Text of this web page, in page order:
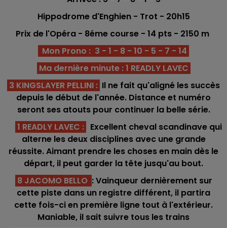
Hippodrome d'Enghien - Trot - 20h15
Prix de l'Opéra - 8éme course - 14 pts - 2150 m
Mon Prono : 3 - 1 - 8 - 10 - 5 - 7 - 14
Ma dernière minute : 1 READLY LAVEC
3 KINGSLAYER PELLINI : Il ne fait qu'aligné les succès
depuis le début de l'année. Distance et numéro
seront ses atouts pour continuer la belle série.
1 READLY LAVEC : Excellent cheval scandinave qui
alterne les deux disciplines avec une grande
réussite. Aimant prendre les choses en main dès le
départ, il peut garder la tête jusqu'au bout.
8 JACOMO BELLO : Vainqueur dernièrement sur
cette piste dans un registre différent, il partira
cette fois-ci en première ligne tout à l'extérieur.
Maniable, il sait suivre tous les trains